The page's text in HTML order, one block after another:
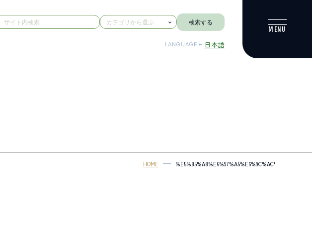
LANGUAGE 日本語
検索する
HOME